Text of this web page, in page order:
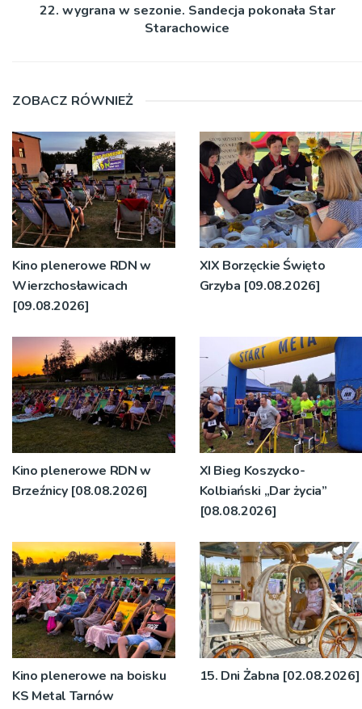
22. wygrana w sezonie. Sandecja pokonała Star
Starachowice
ZOBACZ RÓWNIEŻ
Kino plenerowe RDN w
Wierzchosławicach
[09.08.2026]
XIX Borzęckie Święto
Grzyba [09.08.2026]
Kino plenerowe RDN w
Brzeźnicy [08.08.2026]
XI Bieg Koszycko-
Kolbiański „Dar życia”
[08.08.2026]
Kino plenerowe na boisku
KS Metal Tarnów
15. Dni Żabna [02.08.2026]